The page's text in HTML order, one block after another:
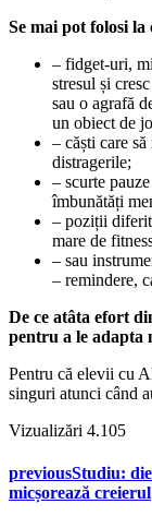
Se mai pot folosi
– fidget-uri,
stresul și
sau o agrafă
un obiect de
– căști care
distragerile;
– scurte
îmbunătăți
– poziții
mare de
– sau
– remindere,
De ce atâta efort
pentru a le adapta
Pentru că elevii cu
singuri atunci când
Vizualizări 4.105
previousStudiu:
micșorează creierul